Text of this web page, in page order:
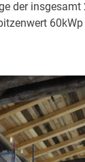
der insgesamt